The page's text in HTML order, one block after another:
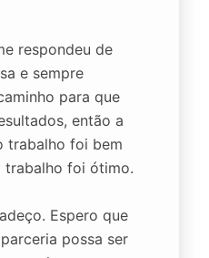
respondeu de
e sempre
para que
então a
trabalho foi bem
trabalho foi ótimo.
Espero que
possa ser